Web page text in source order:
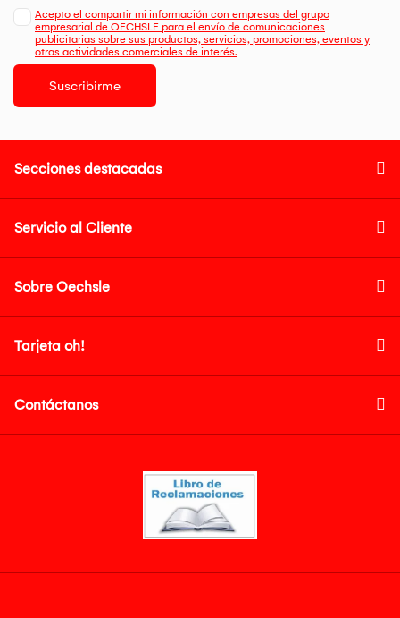
Acepto el compartir mi información con empresas del grupo
empresarial de OECHSLE para el envío de comunicaciones
publicitarias sobre sus productos, servicios, promociones, eventos y
otras actividades comerciales de interés.
Suscribirme
Secciones destacadas
Servicio al Cliente
Sobre Oechsle
Tarjeta oh!
Contáctanos